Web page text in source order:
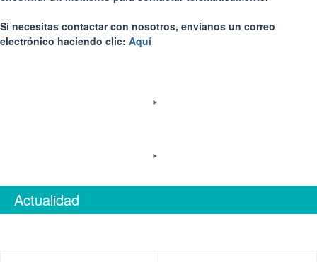
Sí necesitas contactar con nosotros, envíanos un correo
electrónico haciendo clic: Aquí
Actualidad